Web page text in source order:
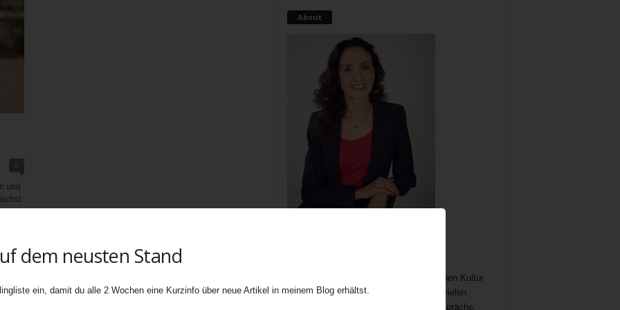
und
About
unerschöpflicher Bestandteil der britischen Kultur
bietet Gelegenheit zum Austausch auf vielen
Ebenen. In meine Teatime gehören Gespräche,
dem neusten Stand
ein, damit du alle 2 Wochen eine Kurzinfo über neue Artikel in meinem Blog erhältst.